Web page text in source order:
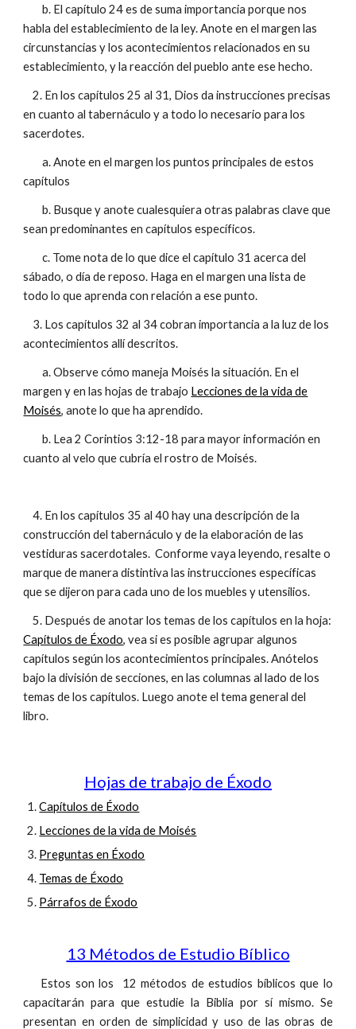
b. El capítulo 24 es de suma importancia porque nos
habla del establecimiento de la ley. Anote en el margen las
circunstancias y los acontecimientos relacionados en su
establecimiento, y la reacción del pueblo ante ese hecho.
2. En los capítulos 25 al 31, Dios da instrucciones precisas
en cuanto al tabernáculo y a todo lo necesario para los
sacerdotes.
a. Anote en el margen los puntos principales de estos
capítulos
b. Busque y anote cualesquiera otras palabras clave que
sean predominantes en capítulos específicos.
c. Tome nota de lo que dice el capítulo 31 acerca del
sábado, o día de reposo. Haga en el margen una lista de
todo lo que aprenda con relación a ese punto.
3. Los capítulos 32 al 34 cobran importancia a la luz de los
acontecimientos allí descritos.
a. Observe cómo maneja Moisés la situación. En el
margen y en las hojas de trabajo Lecciones de la vida de
Moisés, anote lo que ha aprendido.
b. Lea 2 Corintios 3:12-18 para mayor información en
cuanto al velo que cubría el rostro de Moisés.
4. En los capítulos 35 al 40 hay una descripción de la
construcción del tabernáculo y de la elaboración de las
vestiduras sacerdotales. Conforme vaya leyendo, resalte o
marque de manera distintiva las instrucciones específicas
que se dijeron para cada uno de los muebles y utensilios.
5. Después de anotar los temas de los capítulos en la hoja:
Capítulos de Éxodo, vea si es posible agrupar algunos
capítulos según los acontecimientos principales. Anótelos
bajo la división de secciones, en las columnas al lado de los
temas de los capítulos. Luego anote el tema general del
libro.
Hojas de trabajo de Éxodo
Capítulos de Éxodo
Lecciones de la vida de Moisés
Preguntas en Éxodo
Temas de Éxodo
Párrafos de Éxodo
13 Métodos de Estudio Bíblico
Estos son los 12 métodos de estudios bíblicos que lo
capacitarán para que estudie la Biblia por sí mismo. Se
presentan en orden de simplicidad y uso de las obras de